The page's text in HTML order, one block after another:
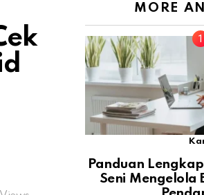
MORE
Panduan
Seni Mengelola